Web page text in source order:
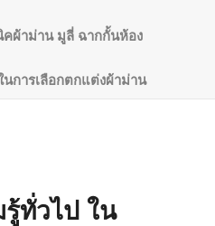
ผ้าม่าน มูลี่ ฉากกั้นห้อง
นการเลือกตกแต่งผ้าม่าน
รู้ทั่วไป ใน